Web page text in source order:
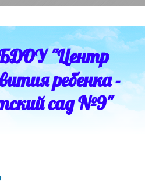
"Центр
ребенка -
сад №9"